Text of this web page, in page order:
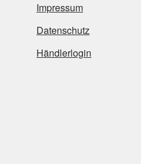
Impressum
Datenschutz
Händlerlogin